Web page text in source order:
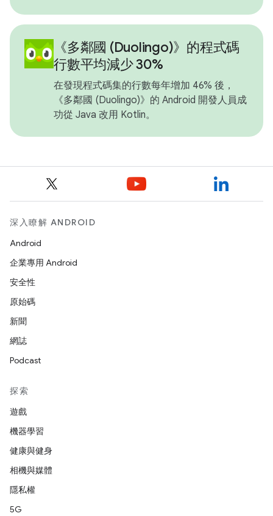
《多鄰國 (Duolingo)》的程式碼
行數平均減少 30%
在發現程式碼集的行數每年增加 46% 後，
《多鄰國 (Duolingo)》的 Android 開發人員成
功從 Java 改用 Kotlin。
深入瞭解 ANDROID
Android
企業專用 Android
安全性
原始碼
新聞
網誌
Podcast
探索
遊戲
機器學習
健康與健身
相機與媒體
隱私權
5G